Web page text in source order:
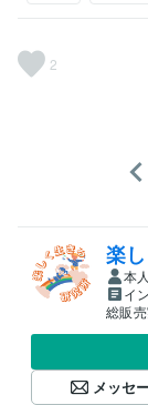
2
楽
本
イ
総販
メッセ